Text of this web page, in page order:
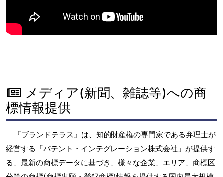
メディア(新聞、雑誌等)への商
標情報提供
『ブランドテラス』は、知的財産権の専門家である弁理士が
経営する「パテント・インテグレーション株式会社」が提供す
る、最新の商標データに基づき、様々な企業、エリア、商標区